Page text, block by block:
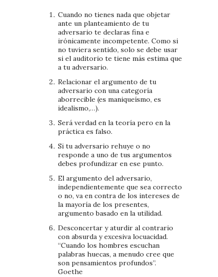
Cuando no tienes nada que objetar
ante un planteamiento de tu
adversario te declaras fina e
irónicamente incompetente. Como si
no tuviera sentido, solo se debe usar
si el auditorio te tiene más estima que
a tu adversario.
Relacionar el argumento de tu
adversario con una categoría
aborrecible (es maniqueísmo, es
idealismo,…).
Será verdad en la teoría pero en la
práctica es falso.
Si tu adversario rehuye o no
responde a uno de tus argumentos
debes profundizar en ese punto.
El argumento del adversario,
independientemente que sea correcto
o no, va en contra de los intereses de
la mayoría de los presentes,
argumento basado en la utilidad.
Desconcertar y aturdir al contrario
con absurda y excesiva locuacidad.
“Cuando los hombres escuchan
palabras huecas, a menudo cree que
son pensamientos profundos”.
Goethe